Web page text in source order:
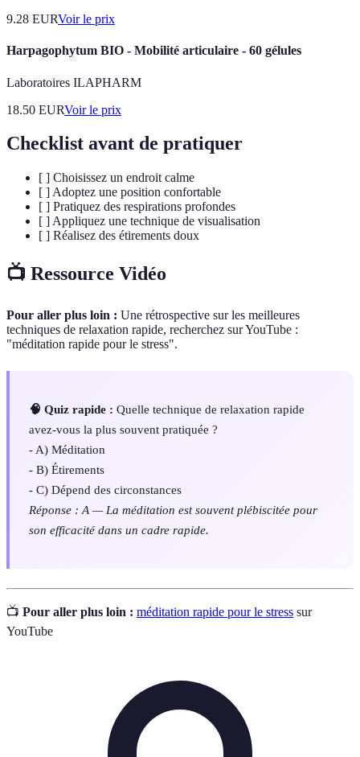
9.28 EURVoir le prix
Harpagophytum BIO - Mobilité articulaire - 60 gélules
Laboratoires ILAPHARM
18.50 EURVoir le prix
Checklist avant de pratiquer
[ ] Choisissez un endroit calme
[ ] Adoptez une position confortable
[ ] Pratiquez des respirations profondes
[ ] Appliquez une technique de visualisation
[ ] Réalisez des étirements doux
📺 Ressource Vidéo
Pour aller plus loin : Une rétrospective sur les meilleures
techniques de relaxation rapide, recherchez sur YouTube :
"méditation rapide pour le stress".
🧠 Quiz rapide : Quelle technique de relaxation rapide
avez-vous la plus souvent pratiquée ?
- A) Méditation
- B) Étirements
- C) Dépend des circonstances
Réponse : A — La méditation est souvent plébiscitée pour
son efficacité dans un cadre rapide.
📺 Pour aller plus loin : méditation rapide pour le stress sur
YouTube